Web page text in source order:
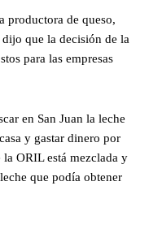
productora de queso,
que la decisión de la
para las empresas
en San Juan la leche
y gastar dinero por
la ORIL está mezclada y
que podía obtener